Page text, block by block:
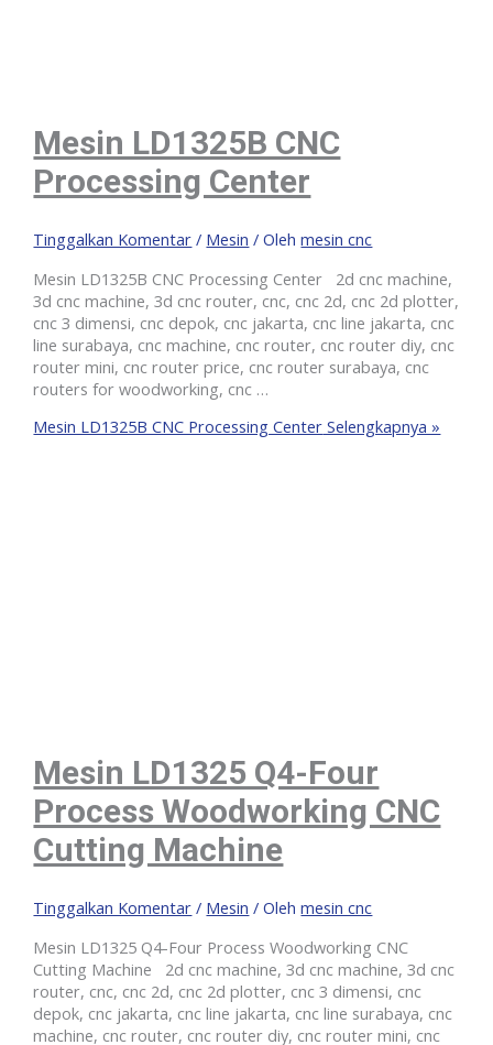
Mesin LD1325B CNC
Processing Center
Tinggalkan Komentar / Mesin / Olehmesin cnc
Mesin LD1325B CNC Processing Center 2d cnc machine,
3d cnc machine, 3d cnc router, cnc, cnc 2d, cnc 2d plotter,
cnc 3 dimensi, cnc depok, cnc jakarta, cnc line jakarta, cnc
line surabaya, cnc machine, cnc router, cnc router diy, cnc
router mini, cnc router price, cnc router surabaya, cnc
routers for woodworking, cnc …
Mesin LD1325B CNC Processing Center Selengkapnya »
Mesin LD1325 Q4-Four
Process Woodworking CNC
Cutting Machine
Tinggalkan Komentar / Mesin / Olehmesin cnc
Mesin LD1325 Q4-Four Process Woodworking CNC
Cutting Machine 2d cnc machine, 3d cnc machine, 3d cnc
router, cnc, cnc 2d, cnc 2d plotter, cnc 3 dimensi, cnc
depok, cnc jakarta, cnc line jakarta, cnc line surabaya, cnc
machine, cnc router, cnc router diy, cnc router mini, cnc